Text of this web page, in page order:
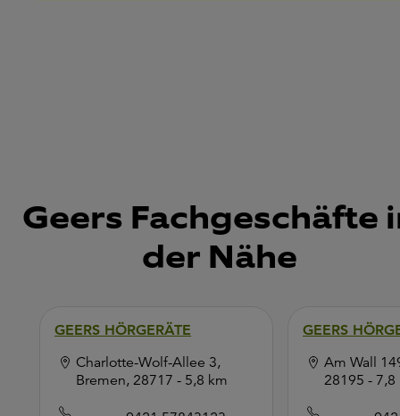
Geers Fachgeschäfte
der Nähe
GEERS HÖRGERÄTE
Charlotte-Wolf-Allee 3,
Bremen, 28717 - 5,8 km
GEERS
Am Wall
28195 - 7,8